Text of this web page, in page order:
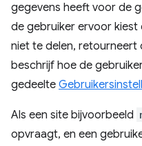
gegevens heeft voor de
de gebruiker ervoor kiest
niet te delen, retourneert
beschrijf hoe de
gedeelte
Als een site bijvoorbeeld
opvraagt, en een